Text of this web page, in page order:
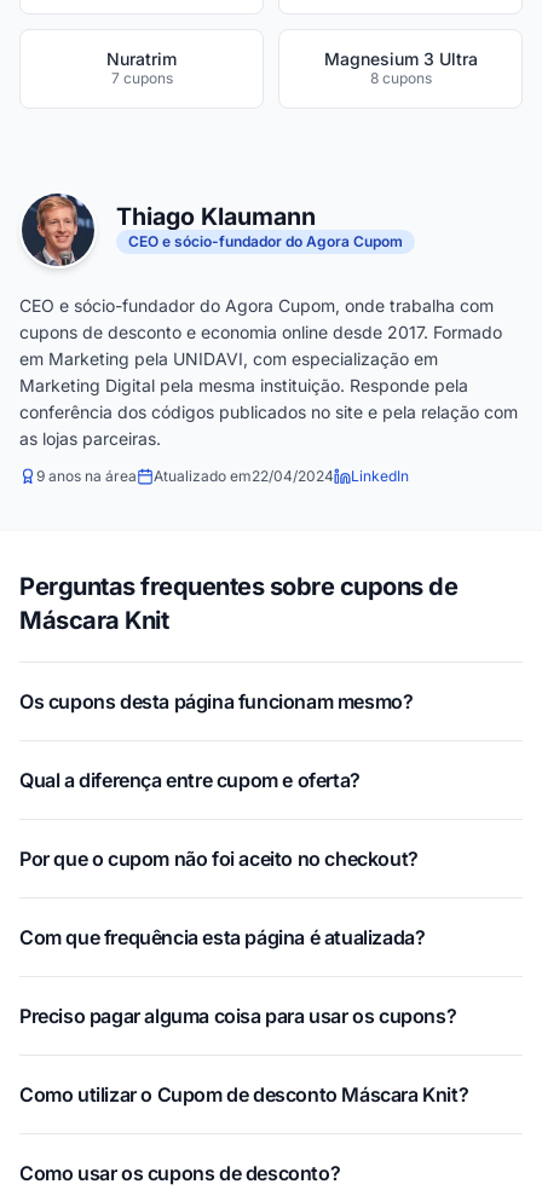
Nuratrim
7 cupons
Magnesium 3 Ultra
8 cupons
Thiago Klaumann
CEO e sócio-fundador do Agora Cupom
CEO e sócio-fundador do Agora Cupom, onde trabalha com
cupons de desconto e economia online desde 2017. Formado
em Marketing pela UNIDAVI, com especialização em
Marketing Digital pela mesma instituição. Responde pela
conferência dos códigos publicados no site e pela relação com
as lojas parceiras.
9 anos na área Atualizado em22/04/2024 LinkedIn
Perguntas frequentes sobre cupons de
Máscara Knit
Os cupons desta página funcionam mesmo?
Qual a diferença entre cupom e oferta?
Por que o cupom não foi aceito no checkout?
Com que frequência esta página é atualizada?
Preciso pagar alguma coisa para usar os cupons?
Como utilizar o Cupom de desconto Máscara Knit?
Como usar os cupons de desconto?